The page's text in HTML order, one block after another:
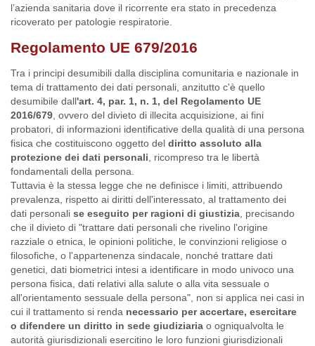
l’azienda sanitaria dove il ricorrente era stato in precedenza
ricoverato per patologie respiratorie.
Regolamento UE 679/2016
Tra i principi desumibili dalla disciplina comunitaria e nazionale in
tema di trattamento dei dati personali, anzitutto c'è quello
desumibile dall'art. 4, par. 1, n. 1, del Regolamento UE
2016/679 , ovvero del divieto di illecita acquisizione, ai fini
probatori, di informazioni identificative della qualità di una persona
fisica che costituiscono oggetto del diritto assoluto alla
protezione dei dati personali , ricompreso tra le libertà
fondamentali della persona.
Tuttavia è la stessa legge che ne definisce i limiti, attribuendo
prevalenza, rispetto ai diritti dell'interessato, al trattamento dei
dati personali se eseguito per ragioni di giustizia , precisando
che il divieto di "trattare dati personali che rivelino l'origine
razziale o etnica, le opinioni politiche, le convinzioni religiose o
filosofiche, o l'appartenenza sindacale, nonché trattare dati
genetici, dati biometrici intesi a identificare in modo univoco una
persona fisica, dati relativi alla salute o alla vita sessuale o
all'orientamento sessuale della persona", non si applica nei casi in
cui il trattamento si renda necessario per accertare, esercitare
o difendere un diritto in sede giudiziaria o ogniqualvolta le
autorità giurisdizionali esercitino le loro funzioni giurisdizionali